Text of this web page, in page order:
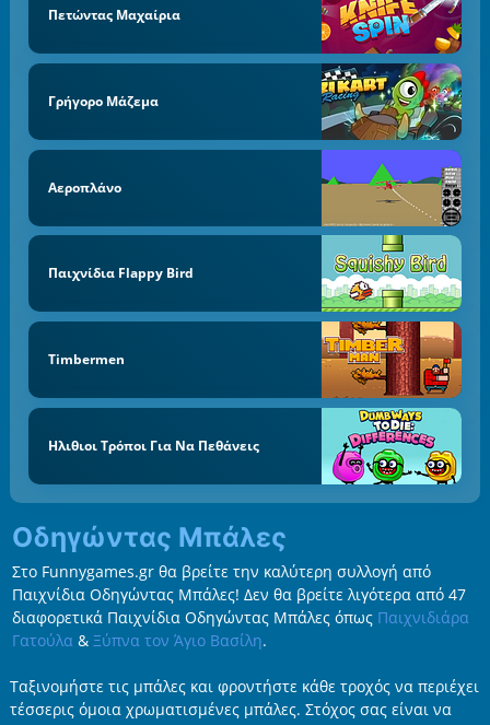
Πετώντας Μαχαίρια
Γρήγορο Μάζεμα
Αεροπλάνο
Παιχνίδια Flappy Bird
Timbermen
Ηλιθιοι Τρόποι Για Να Πεθάνεις
Οδηγώντας Μπάλες
Στο Funnygames.gr θα βρείτε την καλύτερη συλλογή από
Παιχνίδια Οδηγώντας Μπάλες! Δεν θα βρείτε λιγότερα από 47
διαφορετικά Παιχνίδια Οδηγώντας Μπάλες όπως Παιχνιδιάρα
Γατούλα& Ξύπνα τον Άγιο Βασίλη.
Ταξινομήστε τις μπάλες και φροντήστε κάθε τροχός να περιέχει
τέσσερις όμοια χρωματισμένες μπάλες. Στόχος σας είναι να